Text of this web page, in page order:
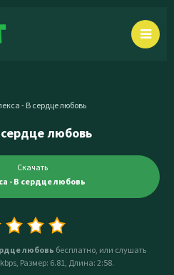
- В сердце любовь
любовь
Скачать
- В сердце любовь
любовь бесплатно, или слушать
Размер: 6.81, Длина: 2:58.